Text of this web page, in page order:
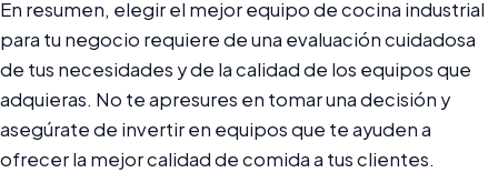
En resumen, elegir el mejor equipo de cocina industrial
para tu negocio requiere de una evaluación cuidadosa
de tus necesidades y de la calidad de los equipos que
adquieras. No te apresures en tomar una decisión y
asegúrate de invertir en equipos que te ayuden a
ofrecer la mejor calidad de comida a tus clientes.